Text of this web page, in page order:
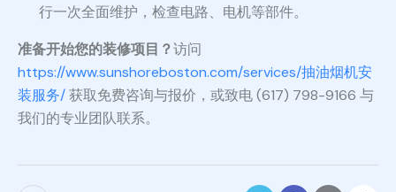
行一次全面维护，检查电路、电机等部件。
准备开始您的装修项目？访问
https://www.sunshoreboston.com/services/抽油烟机安
装服务/获取免费咨询与报价，或致电 (617) 798-9166 与
我们的专业团队联系。